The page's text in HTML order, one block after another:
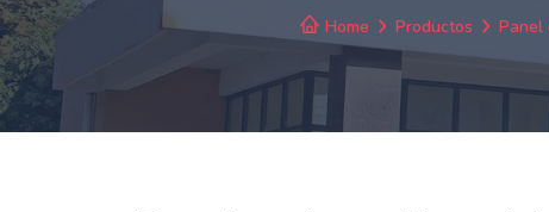
Home Productos Panel